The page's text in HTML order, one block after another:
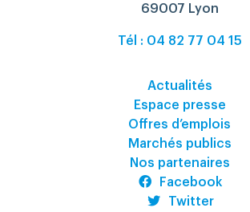
69007 Lyon
Tél : 04 82 77 04 15
Actualités
Espace presse
Offres d’emplois
Marchés publics
Nos partenaires
Facebook
Twitter